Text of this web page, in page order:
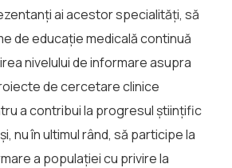
ai acestor specialităţi, să
de educaţie medicală continuă
nivelului de informare asupra
de cercetare clinice
a contribui la progresul ştiinţific
nu în ultimul rând, să participe la
a populaţiei cu privire la